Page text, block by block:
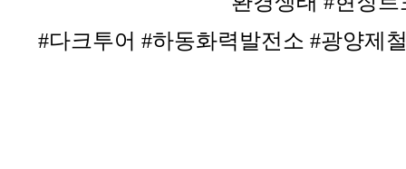
#다크투어 #하동화력발전소 #광양제